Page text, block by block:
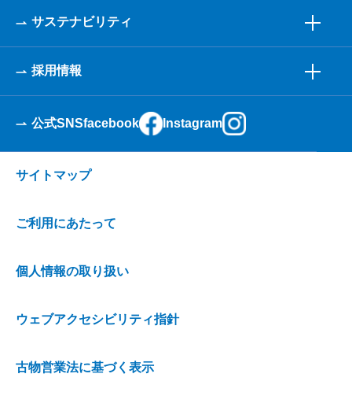
サステナビリティ
採用情報
公式SNSfacebook Instagram
サイトマップ
ご利用にあたって
個人情報の取り扱い
ウェブアクセシビリティ指針
古物営業法に基づく表示